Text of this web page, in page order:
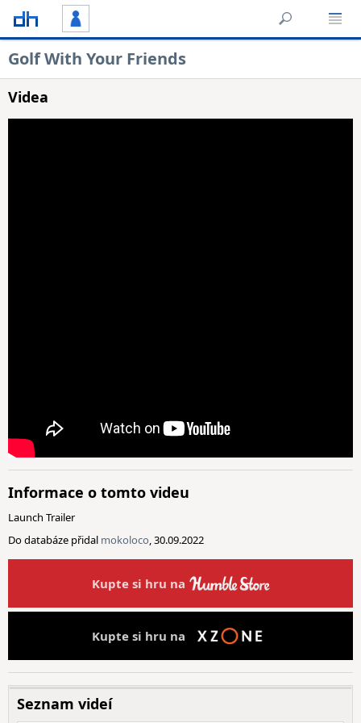
Golf With Your Friends
Videa
Informace o tomto videu
Launch Trailer
Do databáze přidal mokoloco, 30.09.2022
Kupte si hru na
Kupte si hru na
Seznam videí